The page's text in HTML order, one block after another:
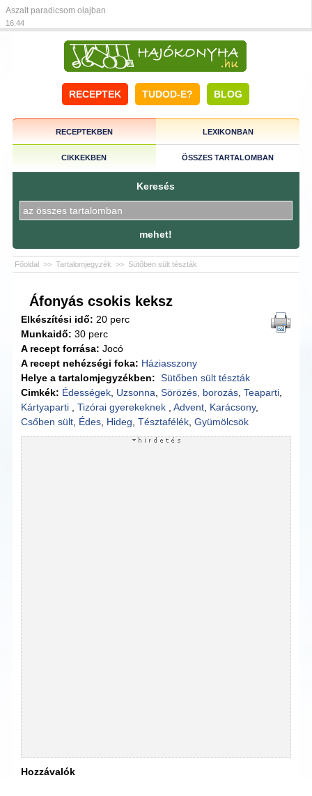
Aszalt paradicsom olajban
16:44
RECEPTEK TUDOD-E? BLOG
RECEPTEKBEN LEXIKONBAN
CIKKEKBEN ÖSSZES TARTALOMBAN
Keresés
mehet!
Főoldal >> Tartalomjegyzék >> Sütőben sült tészták
Áfonyás csokis keksz
Elkészítési idő: 20 perc
Munkaidő: 30 perc
A recept forrása: Jocó
A recept nehézségi foka: Háziasszony
Helye a tartalomjegyzékben: Sütőben sült tészták
Cimkék: Édességek Uzsonna ,Sörözés, borozás ,Teaparti
Kártyaparti
,Tizórai gyerekeknek ,Advent Karácsony,
Csőben sült Édes Hideg ,Tésztafélék ,Gyümölcsök
Hozzávalók